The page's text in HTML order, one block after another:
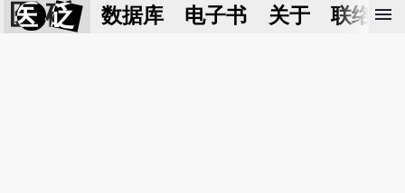
医 砭 数据库 电子书 关于 联络我
menu